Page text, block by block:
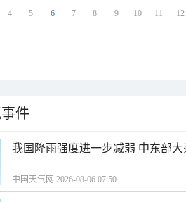
4 5 6 7 8 9 10 11 12
件
我国降雨强度进一步减弱 中东部
中国天气网 2026-08-06 07:50